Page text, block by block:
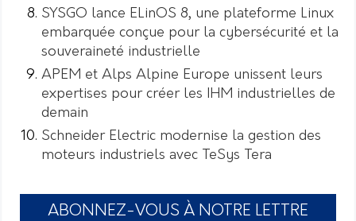
SYSGO lance ELinOS 8, une plateforme Linux
embarquée conçue pour la cybersécurité et la
souveraineté industrielle
APEM et Alps Alpine Europe unissent leurs
expertises pour créer les IHM industrielles de
demain
Schneider Electric modernise la gestion des
moteurs industriels avec TeSys Tera
ABONNEZ-VOUS À NOTRE LETTRE